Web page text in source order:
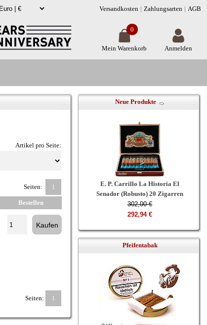
Versandkosten Zahlungsarten AGB
Anmelden
Mein Warenkorb
0
Artikel pro Seite:
Seiten: 1
Bestellen
Seiten: 1
Neue Produkte
E. P. Carrillo La Historia El
Senador (Robusto) 20 Zigarren
302,00 €
292,94 €
Pfeifentabak